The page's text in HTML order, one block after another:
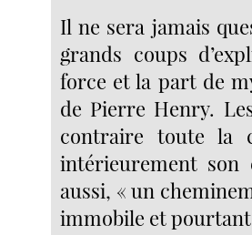
Il ne sera jamais
grands coups
force et la part de
de Pierre Henry.
contraire toute la
intérieurement son
aussi, « un
immobile et